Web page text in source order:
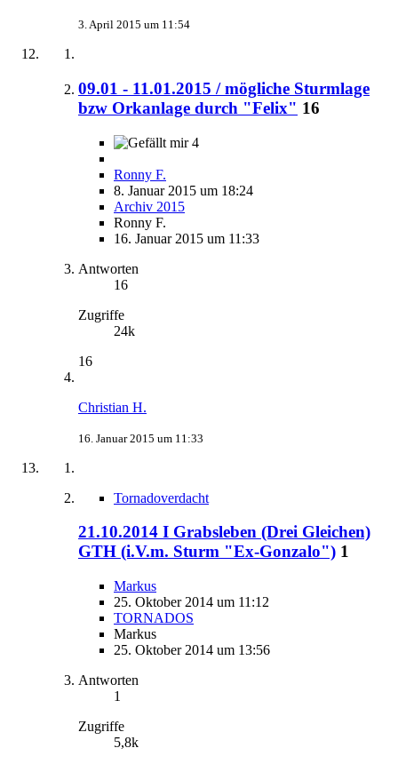
3. April 2015 um 11:54
09.01 - 11.01.2015 / mögliche Sturmlage
bzw Orkanlage durch "Felix" 16
4
Ronny F.
8. Januar 2015 um 18:24
Archiv 2015
Ronny F.
16. Januar 2015 um 11:33
Antworten
16
Zugriffe
24k
16
Christian H.
16. Januar 2015 um 11:33
Tornadoverdacht
21.10.2014 I Grabsleben (Drei Gleichen)
GTH (i.V.m. Sturm "Ex-Gonzalo") 1
Markus
25. Oktober 2014 um 11:12
TORNADOS
Markus
25. Oktober 2014 um 13:56
Antworten
1
Zugriffe
5,8k